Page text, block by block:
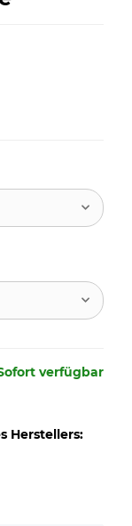
verfügbar
Herstellers: